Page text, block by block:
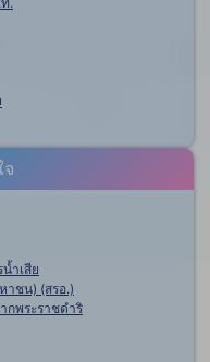
ำเสีย
าชน) (สรอ.)
กพระราชดำริ